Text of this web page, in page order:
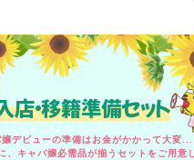
店・移籍準備セット
嬢デビューの準備はお金がかかって大変...
、キャバ嬢必需品が揃うセットをご用意